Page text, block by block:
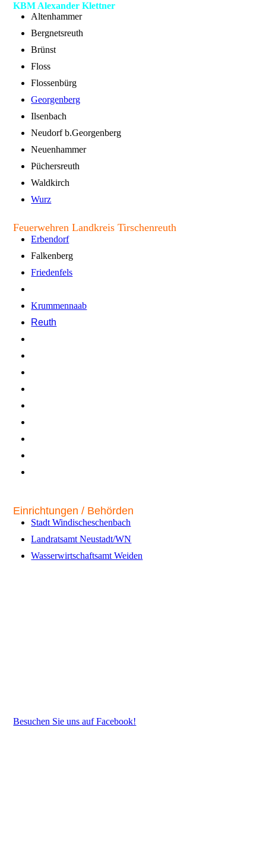
KBM Alexander Klettner
Altenhammer
Bergnetsreuth
Brünst
Floss
Flossenbürg
Georgenberg
Ilsenbach
Neudorf b.Georgenberg
Neuenhammer
Püchersreuth
Waldkirch
Wurz
Feuerwehren Landkreis Tirschenreuth
Erbendorf
Falkenberg
Friedenfels
Krummennaab
Reuth
Einrichtungen / Behörden
Stadt Windischeschenbach
Landratsamt Neustadt/WN
Wasserwirtschaftsamt Weiden
Besuchen Sie uns auf Facebook!